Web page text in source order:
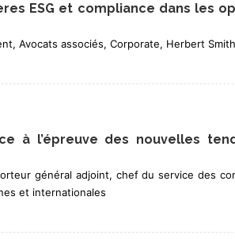
ESG et compliance dans les
Avocats associés, Corporate, Herbert
à l’épreuve des nouvelles
général adjoint, chef du service des
et internationales